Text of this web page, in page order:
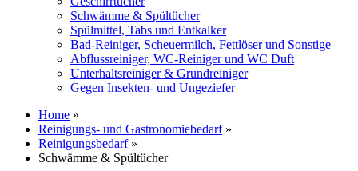
Schwämme & Spültücher
Spülmittel, Tabs und Entkalker
Bad-Reiniger, Scheuermilch, Fettlöser und Sonstige
Abflussreiniger, WC-Reiniger und WC Duft
Unterhaltsreiniger & Grundreiniger
Gegen Insekten- und Ungeziefer
Home »
Reinigungs- und Gastronomiebedarf »
Reinigungsbedarf »
Schwämme & Spültücher